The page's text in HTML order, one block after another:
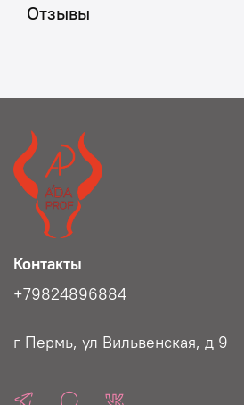
Отзывы
Контакты
+79824896884
г Пермь, ул Вильвенская, д 9